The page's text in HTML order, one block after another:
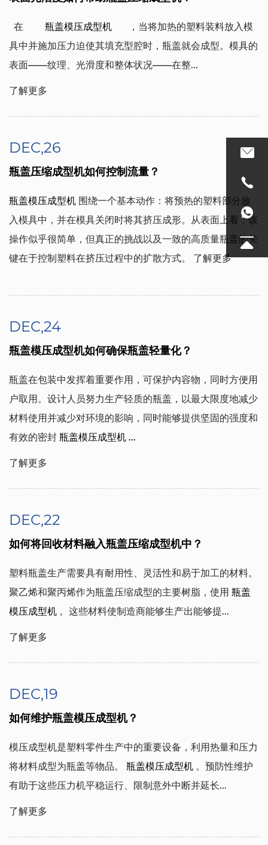
  在
    瓶盖模压成型机
  ，当将加热的塑料装料放入模
具中并施加压力迫使其填充型腔时，瓶盖就会成型。模具的
表面——纹理、光滑度和整体状况——在整...
了解更多
DEC,26
瓶盖压缩成型机如何控制流量？
瓶盖模压成型机 围绕一个基本动作：将预热的塑料部分放
入模具中，并在模具关闭时将其挤压成形。从表面上看，该
操作似乎很简单，但真正的挑战以及一致的高质量瓶盖的关
键在于控制塑料在挤压过程中的扩散方式。 了解更多
DEC,24
瓶盖模压成型机如何确保瓶盖轻量化？
瓶盖在包装中发挥着重要作用，可保护内容物，同时方便用
户取用。设计人员努力生产轻质的瓶盖，以最大限度地减少
材料使用并减少对环境的影响，同时能够提供坚固的强度和
有效的密封 瓶盖模压成型机 ...
了解更多
DEC,22
如何将回收材料融入瓶盖压缩成型机中？
塑料瓶盖生产需要具有耐用性、灵活性和易于加工的材料。
聚乙烯和聚丙烯作为瓶盖压缩成型的主要树脂，使用 瓶盖
模压成型机 。这些材料使制造商能够生产出能够提...
了解更多
DEC,19
如何维护瓶盖模压成型机？
模压成型机是塑料零件生产中的重要设备，利用热量和压力
将材料成型为瓶盖等物品。 瓶盖模压成型机 。预防性维护
有助于这些压力机平稳运行、限制意外中断并延长...
了解更多